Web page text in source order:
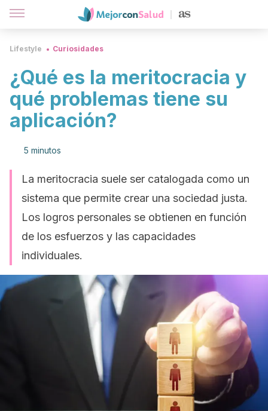
Lifestyle Curiosidades
¿Qué es la meritocracia y
qué problemas tiene su
aplicación?
5 minutos
La meritocracia suele ser catalogada como un
sistema que permite crear una sociedad justa.
Los logros personales se obtienen en función
de los esfuerzos y las capacidades
individuales.